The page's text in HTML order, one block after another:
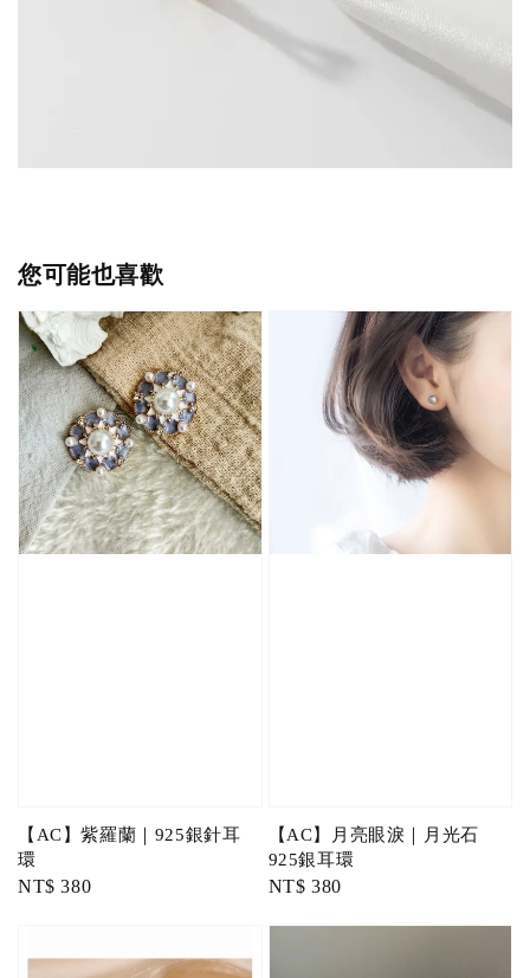
您可能也喜歡
【AC】紫羅蘭｜925銀針耳
環
Regular
NT$ 380
【AC】月亮眼淚｜月光石
925銀耳環
Regular
NT$ 380